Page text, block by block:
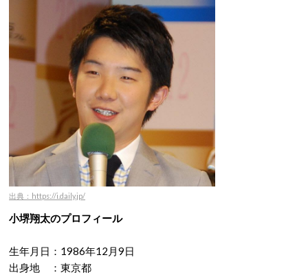
出典：https://i.daily.jp/
小堺翔太のプロフィール
生年月日：1986年12月9日
出身地 ：東京都